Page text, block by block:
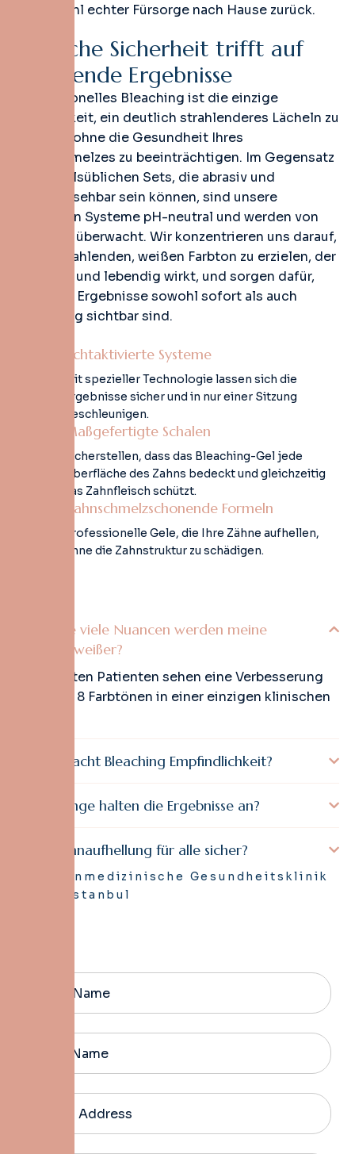
Gefühl echter Fürsorge nach Hause zurück.
che Sicherheit trifft auf
ende Ergebnisse
Professionelles Bleaching ist die einzige
Möglichkeit, ein deutlich strahlenderes Lächeln zu
erzielen, ohne die Gesundheit Ihres
Zahnschmelzes zu beeinträchtigen. Im Gegensatz
zu handelsüblichen Sets, die abrasiv und
unvorhersehbar sein können, sind unsere
klinischen Systeme pH-neutral und werden von
Experten überwacht. Wir konzentrieren uns darauf,
einen strahlenden, weißen Farbton zu erzielen, der
natürlich und lebendig wirkt, und sorgen dafür,
dass Ihre Ergebnisse sowohl sofort als auch
langfristig sichtbar sind.
Lichtaktivierte Systeme
Mit spezieller Technologie lassen sich die
Ergebnisse sicher und in nur einer Sitzung
beschleunigen.
Maßgefertigte Schalen
Sicherstellen, dass das Bleaching-Gel jede
Oberfläche des Zahns bedeckt und gleichzeitig
das Zahnfleisch schützt.
Zahnschmelzschonende Formeln
Professionelle Gele, die Ihre Zähne aufhellen,
ohne die Zahnstruktur zu schädigen.
Um wie viele Nuancen werden meine
Zähne weißer?
Die meisten Patienten sehen eine Verbesserung
von 4 bis 8 Farbtönen in einer einzigen klinischen
Verursacht Bleaching Empfindlichkeit?
Wie lange halten die Ergebnisse an?
Ist Zahnaufhellung für alle sicher?
Zahnmedizinische Gesundheitsklinik
in Istanbul